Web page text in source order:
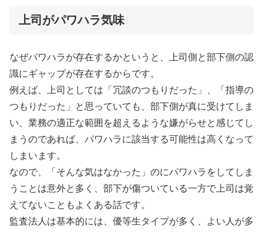
上司がパワハラ気味
なぜパワハラが存在するかというと、上司側と部下側の認
識にギャップが存在するからです。
例えば、上司としては「冗談のつもりだった」、「指導の
つもりだった」と思っていても、部下側が真に受けてしま
い、業務の適正な範囲を超えるような嫌がらせと感じてし
まうのであれば、パワハラに該当する可能性は高くなって
しまいます。
なので、「そんな気はなかった」のにパワハラをしてしま
うことは意外と多く、部下が傷ついている一方で上司は覚
えてないこともよくある話です。
監査法人は基本的には、優等生タイプが多く、よい人が多